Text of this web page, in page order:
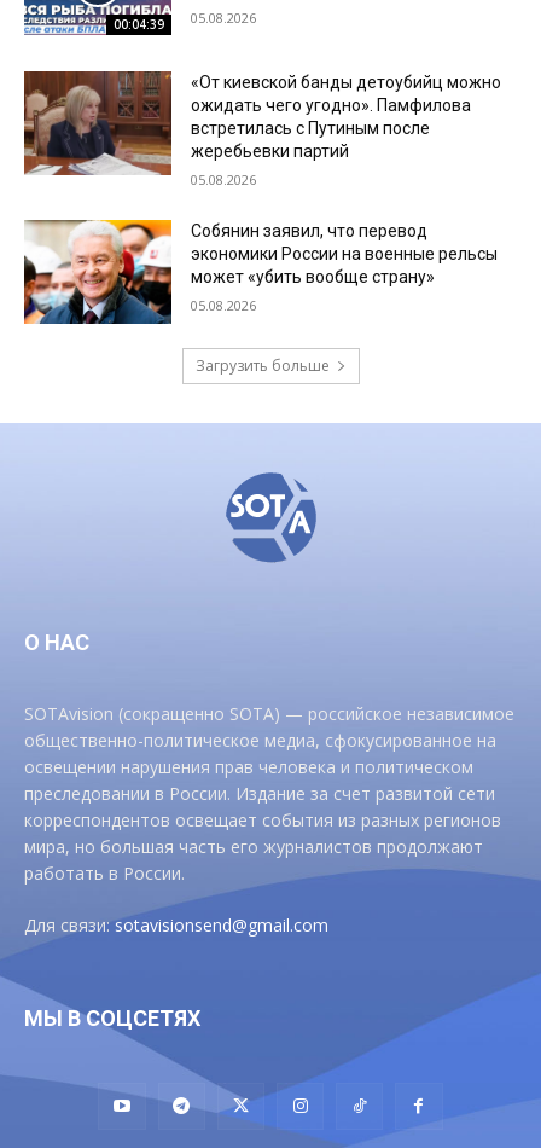
00:04:39 05.08.2026
«От киевской банды детоубийц можно
ожидать чего угодно». Памфилова
встретилась с Путиным после
жеребьевки партий
05.08.2026
Собянин заявил, что перевод
экономики России на военные рельсы
может «убить вообще страну»
05.08.2026
Загрузить больше
О НАС
SOTAvision (сокращенно SOTA) — российское независимое
общественно-политическое медиа, сфокусированное на
освещении нарушения прав человека и политическом
преследовании в России. Издание за счет развитой сети
корреспондентов освещает события из разных регионов
мира, но большая часть его журналистов продолжают
работать в России.
Для связи:sotavisionsend@gmail.com
МЫ В СОЦСЕТЯХ